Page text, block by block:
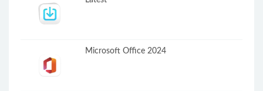
Microsoft Office 2024